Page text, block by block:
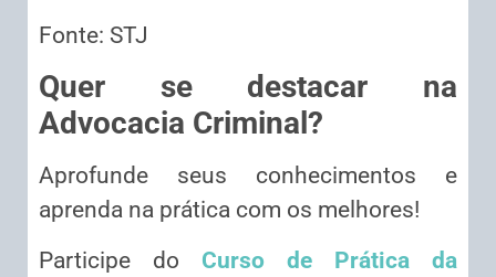
Fonte: STJ
Quer se destacar na
Advocacia Criminal?
Aprofunde seus conhecimentos e
aprenda na prática com os melhores!
Participe do Curso de Prática da